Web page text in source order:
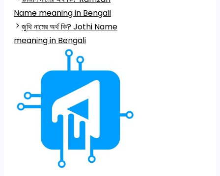
Name meaning in Bengali
জুথি নামের অর্থ কি? Jothi Name
meaning in Bengali